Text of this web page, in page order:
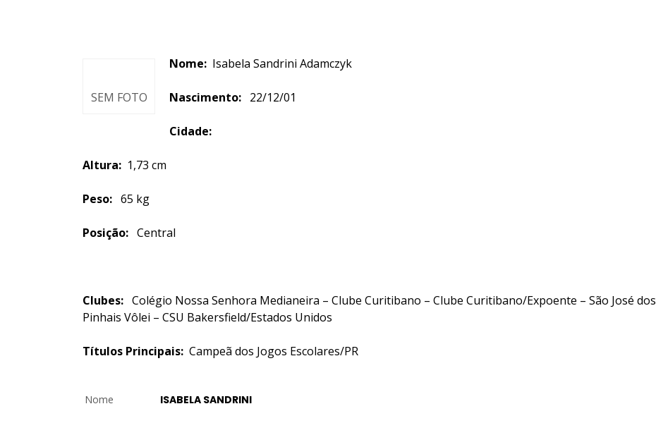
SEM FOTO
Nome: Isabela Sandrini Adamczyk
Nascimento: 22/12/01
Cidade:
Altura: 1,73 cm
Peso: 65 kg
Posição: Central
Clubes: Colégio Nossa Senhora Medianeira – Clube Curitibano – Clube Curitibano/Expoente – São José dos
Pinhais Vôlei – CSU Bakersfield/Estados Unidos
Títulos Principais: Campeã dos Jogos Escolares/PR
Nome ISABELA SANDRINI